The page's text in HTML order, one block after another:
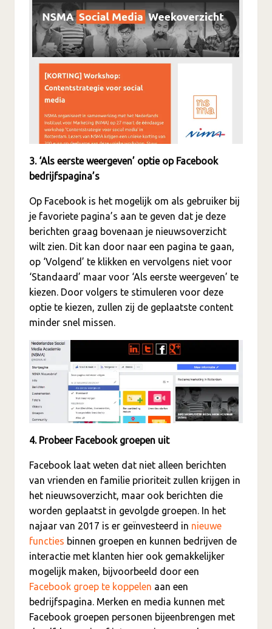
3. ‘Als eerste weergeven’ optie op Facebook
bedrijfspagina’s
Op Facebook is het mogelijk om als gebruiker bij
je favoriete pagina’s aan te geven dat je deze
berichten graag bovenaan je nieuwsoverzicht
wilt zien. Dit kan door naar een pagina te gaan,
op ‘Volgend’ te klikken en vervolgens niet voor
‘Standaard’ maar voor ‘Als eerste weergeven’ te
kiezen. Door volgers te stimuleren voor deze
optie te kiezen, zullen zij de geplaatste content
minder snel missen.
4. Probeer Facebook groepen uit
Facebook laat weten dat niet alleen berichten
van vrienden en familie prioriteit zullen krijgen in
het nieuwsoverzicht, maar ook berichten die
worden geplaatst in gevolgde groepen. In het
najaar van 2017 is er geïnvesteerd in nieuwe
functies binnen groepen en kunnen bedrijven de
interactie met klanten hier ook gemakkelijker
mogelijk maken, bijvoorbeeld door een
Facebook groep te koppelen aan een
bedrijfspagina. Merken en media kunnen met
Facebook groepen personen bijeenbrengen met